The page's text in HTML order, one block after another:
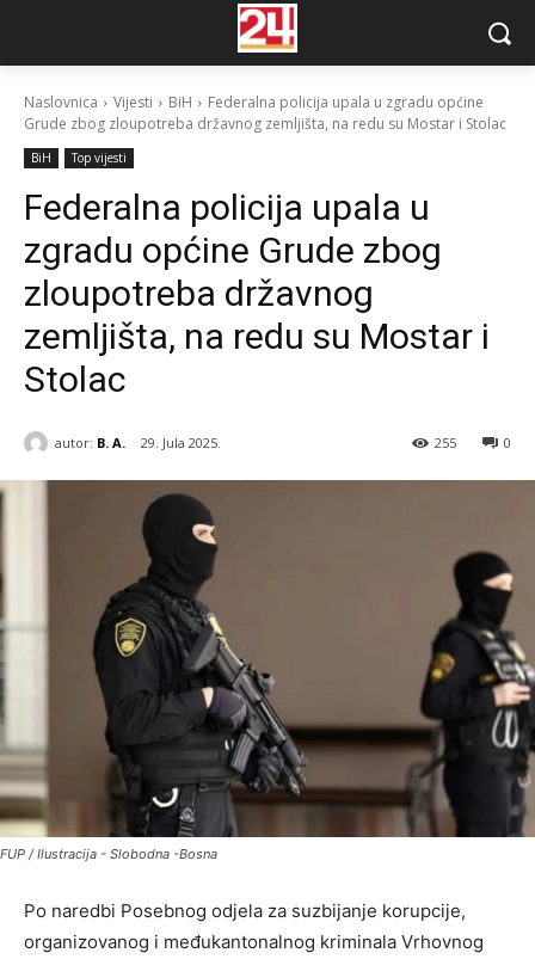
Naslovnica Vijesti BiH
Federalna policija upala u zgradu općine
Grude zbog zloupotreba državnog zemljišta, na redu su Mostar i Stolac
BiH Top vijesti
Federalna policija upala u
zgradu općine Grude zbog
zloupotreba državnog
zemljišta, na redu su Mostar i
Stolac
autor: B. A. 29. Jula 2025. 0
255
FUP / Ilustracija - Slobodna -Bosna
Po naredbi Posebnog odjela za suzbijanje korupcije,
organizovanog i međukantonalnog kriminala Vrhovnog